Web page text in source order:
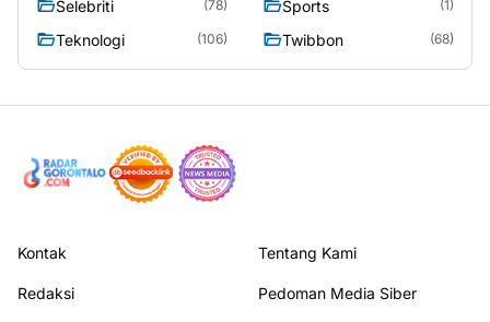
Selebriti (78) Sports (1)
Teknologi (106) Twibbon (68)
Kontak Tentang Kami
Redaksi Pedoman Media Siber